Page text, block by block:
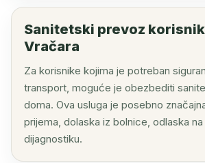
Sanitetski prevoz
Vračara
Za korisnike kojima je potreban
transport, moguće je obezbediti
doma. Ova usluga je posebno
prijema, dolaska iz bolnice, odlaska
dijagnostiku.